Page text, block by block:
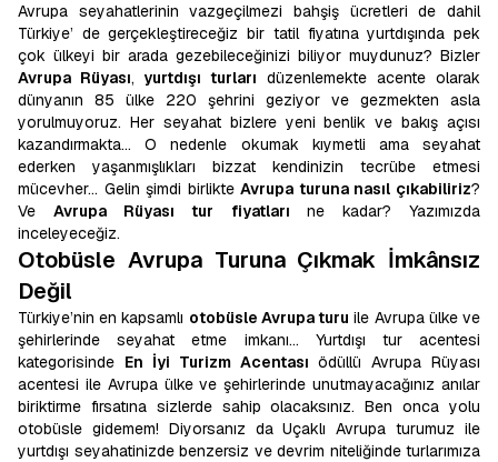
Avrupa seyahatlerinin vazgeçilmezi bahşiş ücretleri de dahil
Türkiye’ de gerçekleştireceğiz bir tatil fiyatına yurtdışında pek
çok ülkeyi bir arada gezebileceğinizi biliyor muydunuz? Bizler
Avrupa Rüyası, yurtdışı turları düzenlemekte acente olarak
dünyanın 85 ülke 220 şehrini geziyor ve gezmekten asla
yorulmuyoruz. Her seyahat bizlere yeni benlik ve bakış açısı
kazandırmakta… O nedenle okumak kıymetli ama seyahat
ederken yaşanmışlıkları bizzat kendinizin tecrübe etmesi
mücevher… Gelin şimdi birlikteAvrupa turuna nasıl çıkabiliriz?
VeAvrupa Rüyası tur fiyatları ne kadar? Yazımızda
inceleyeceğiz.
Otobüsle Avrupa Turuna Çıkmak İmkânsız
Değil
Türkiye’nin en kapsamlı otobüsle Avrupa turu ile Avrupa ülke ve
şehirlerinde seyahat etme imkanı… Yurtdışı tur acentesi
kategorisinde En İyi Turizm Acentası ödüllü Avrupa Rüyası
acentesi ile Avrupa ülke ve şehirlerinde unutmayacağınız anılar
biriktirme fırsatına sizlerde sahip olacaksınız. Ben onca yolu
otobüsle gidemem! Diyorsanız da Uçaklı Avrupa turumuz ile
yurtdışı seyahatinizde benzersiz ve devrim niteliğinde turlarımıza